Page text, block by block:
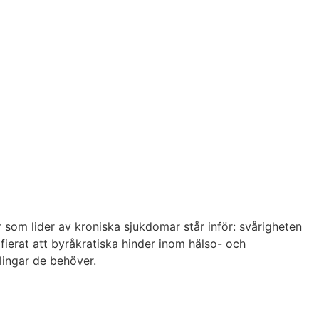
lider av kroniska sjukdomar står inför: svårigheten
att byråkratiska hinder inom hälso- och
de behöver.